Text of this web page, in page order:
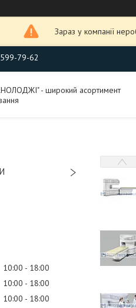
Зараз у компанії
79-62
- широкий асортимент
10:00
18:00
10:00
18:00
10:00
18:00